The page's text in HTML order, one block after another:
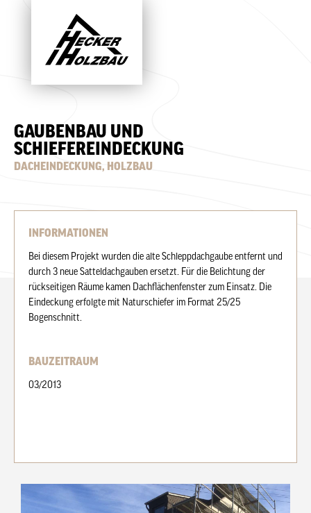
GAUBENBAU UND
SCHIEFEREINDECKUNG
DACHEINDECKUNG, HOLZBAU
INFORMATIONEN
Bei diesem Projekt wurden die alte Schleppdachgaube entfernt und
durch 3 neue Satteldachgauben ersetzt. Für die Belichtung der
rückseitigen Räume kamen Dachflächenfenster zum Einsatz. Die
Eindeckung erfolgte mit Naturschiefer im Format 25/25
Bogenschnitt.
BAUZEITRAUM
03/2013